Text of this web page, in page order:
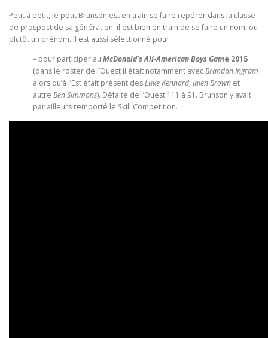
Petit à petit, le petit Brunson est en train se faire repérer dans la classe
de prospect de sa génération, il est bien en train de se faire un nom, ou
plutôt un prénom. Il est aussi sélectionné pour :
– pour participer au McDonald’s All-American Boys Game 2015
(dans le roster de l’Ouest il était notamment avecBrandon Ingram
alors qu’à l’Est était présent desLuke Kennard, Jalen Brown et
autre Ben Simmons). Défaite de l’Ouest 111 à 91. Brunson y avait
par ailleurs remporté le Skill Competition.